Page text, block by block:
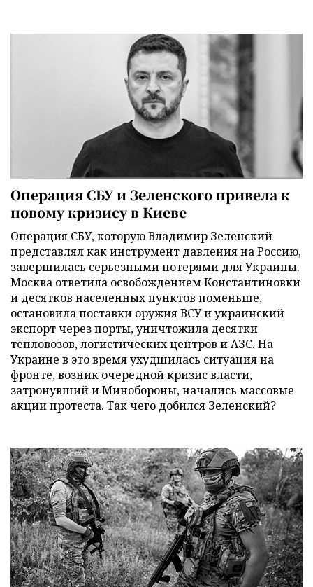
Операция СБУ и Зеленского привела к
новому кризису в Киеве
Операция СБУ, которую Владимир Зеленский
представлял как инструмент давления на Россию,
завершилась серьезными потерями для Украины.
Москва ответила освобождением Константиновки
и десятков населенных пунктов поменьше,
остановила поставки оружия ВСУ и украинский
экспорт через порты, уничтожила десятки
тепловозов, логистических центров и АЗС. На
Украине в это время ухудшилась ситуация на
фронте, возник очередной кризис власти,
затронувший и Минобороны, начались массовые
акции протеста. Так чего добился Зеленский?